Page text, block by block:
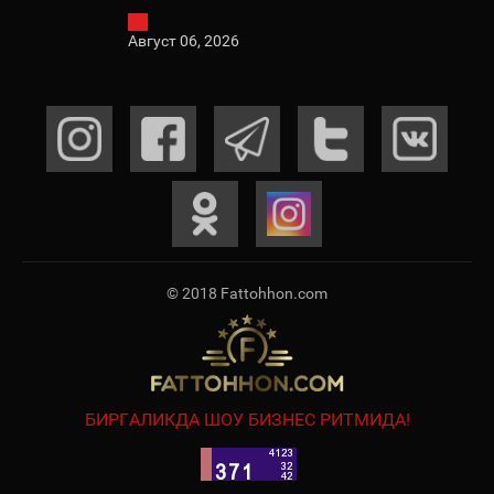
Август 06, 2026
© 2018 Fattohhon.com
БИРГАЛИКДА ШОУ БИЗНЕС РИТМИДА!